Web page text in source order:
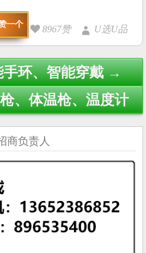
一个 8967赞 U选U品
手环、智能穿戴 →
、体温枪、温度计
商负责人